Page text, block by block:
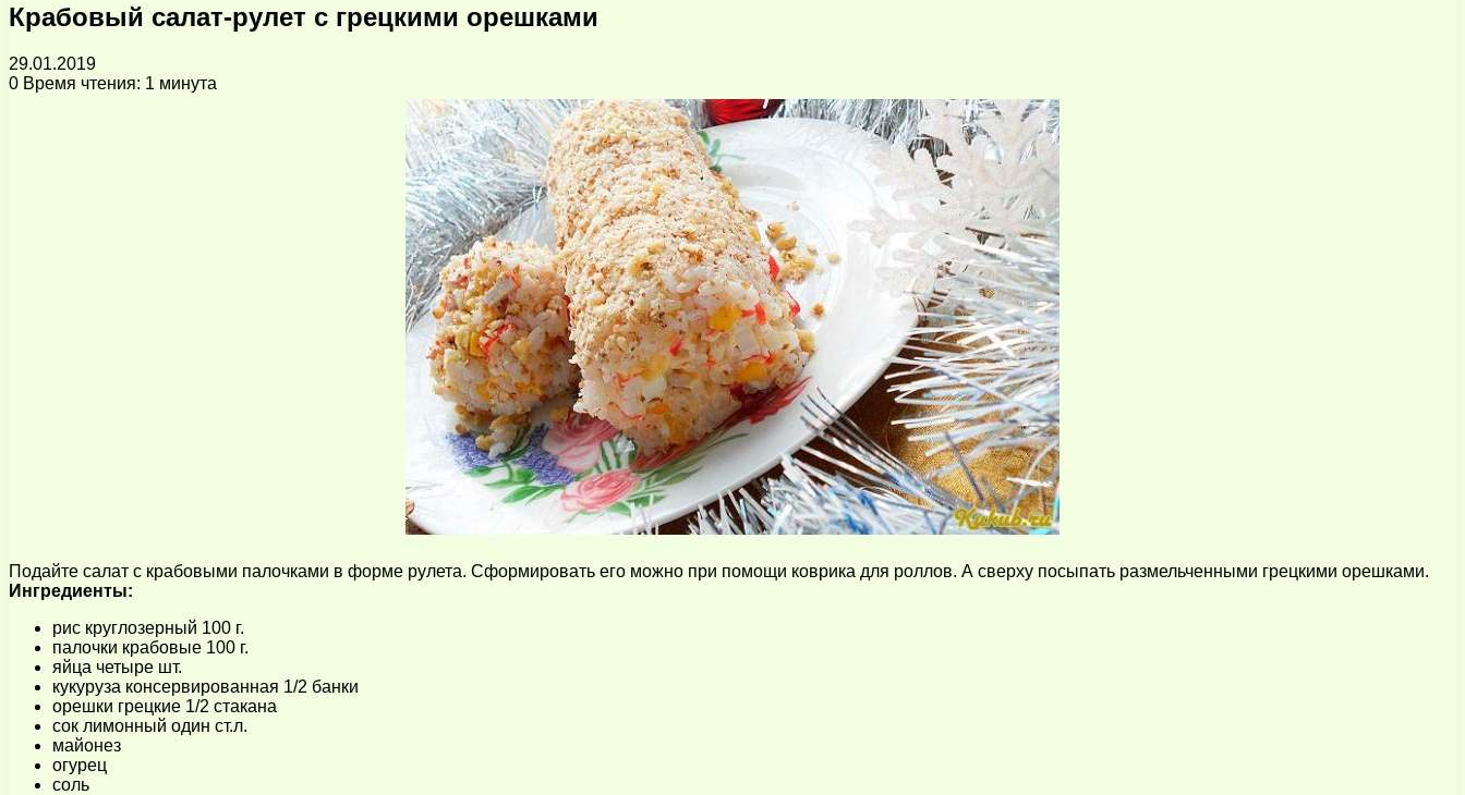
Крабовый салат-рулет с грецкими орешками
29.01.2019
0 Время чтения: 1 минута
Подайте салат с крабовыми палочками в форме рулета. Сформировать его можно при помощи коврика для роллов. А сверху посыпать размельченными грецкими орешками.
Ингредиенты:
рис круглозерный 100 г.
палочки крабовые 100 г.
яйца четыре шт.
кукуруза консервированная 1/2 банки
орешки грецкие 1/2 стакана
сок лимонный один ст.л.
майонез
огурец
соль